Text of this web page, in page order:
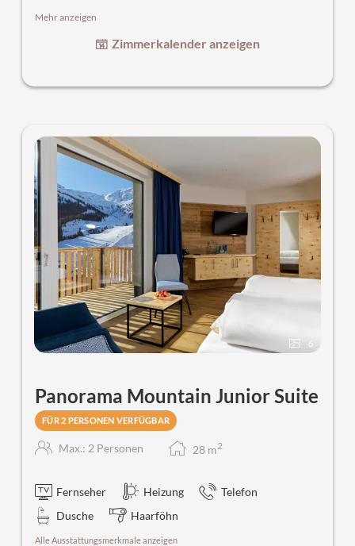
Wunderschöne Badezimmer – Dusche und WC. Im Wohn-
Schlafbereich lassen sich gemütliche Stunden verbringen
Mehr anzeigen
Zimmerkalender anzeigen
6
Panorama Mountain Junior Suite
FÜR 2 PERSONEN VERFÜGBAR
Max.: 2 Personen 28 m2
Fernseher Heizung
Telefon
Dusche
Haarföhn
Alle Ausstattungsmerkmale anzeigen